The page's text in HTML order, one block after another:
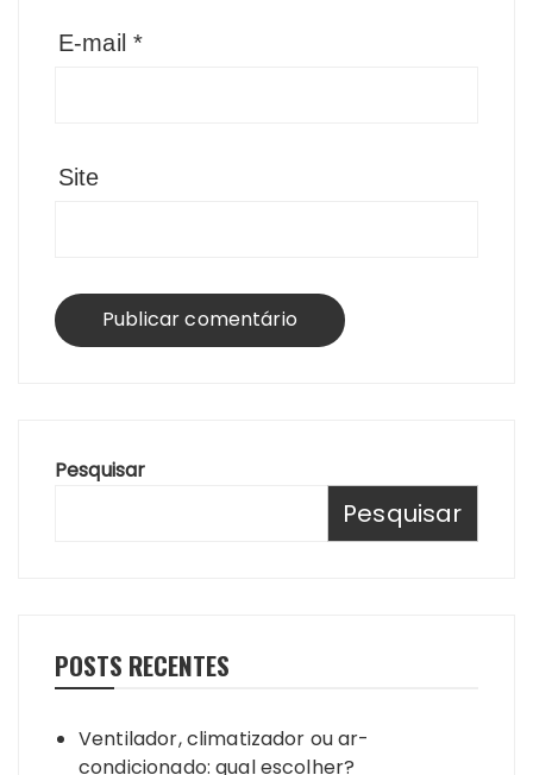
E-mail*
Site
Pesquisar
Pesquisar
POSTS RECENTES
Ventilador, climatizador ou ar-
condicionado: qual escolher?